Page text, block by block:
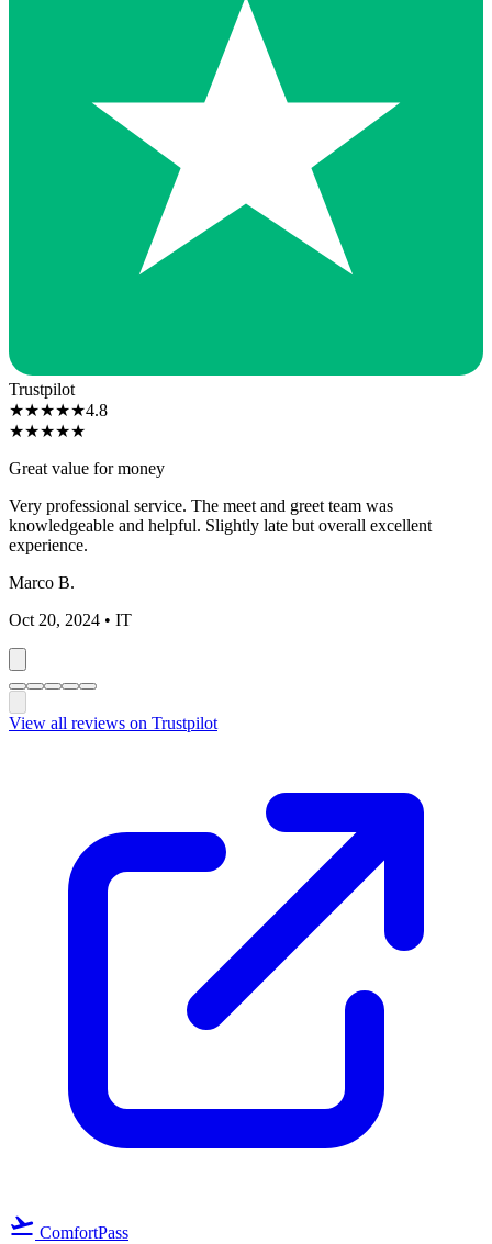
Trustpilot
★★★★★4.8
★★★★★
Excellent service at Dubai airport
The meet and greet service was outstanding. Our greeter was
waiting at arrivals with a name card and made the whole process
seamless.
James M.
Nov 15, 2024 • GB
View all reviews on Trustpilot
flight_takeoff ComfortPass